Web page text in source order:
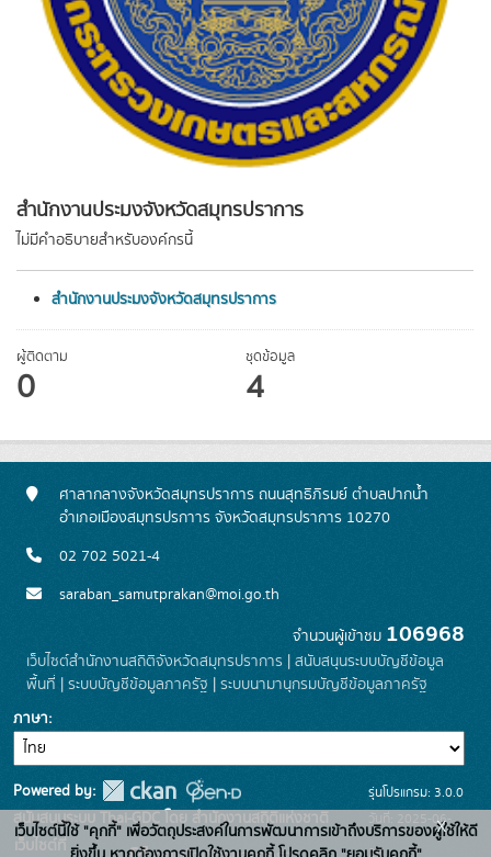
สำนักงานประมงจังหวัดสมุทรปราการ
ไม่มีคำอธิบายสำหรับองค์กรนี้
สำนักงานประมงจังหวัดสมุทรปราการ
ผู้ติดตาม
0
ชุดข้อมูล
4
ศาลากลางจังหวัดสมุทรปราการ ถนนสุทธิภิรมย์ ตำบลปากน้ำ
อำเภอเมืองสมุทรปรกาาร จังหวัดสมุทรปราการ 10270
02 702 5021-4
saraban_samutprakan@moi.go.th
จำนวนผู้เข้าชม 106968
เว็บไซต์สำนักงานสถิติจังหวัดสมุทรปราการ | สนับสนุนระบบบัญชีข้อมูล
พื้นที่ | ระบบบัญชีข้อมูลภาครัฐ | ระบบนามานุกรมบัญชีข้อมูลภาครัฐ
ภาษา
Powered by:
สนับสนุนระบบ Thai-GDC โดย สำนักงานสถิติแห่งชาติ
เว็บไซต์ที่
รุ่นโปรแกรม: 3.0.0
วันที่: 2025-06-
26
เว็บไซต์นี้ใช้ "คุกกี้" เพื่อวัตถุประสงค์ในการพัฒนาการเข้าถึงบริการของผู้ใช้ให้ดี
x